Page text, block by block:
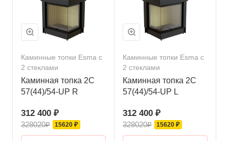
Каминные топки Esma с
2 стеклами
Каминная топка 2С
57(44)/54-UP R
312 400 ₽
328020₽ 15620 ₽
Каминные топки Esma с
2 стеклами
Каминная топка 2С
57(44)/54-UP L
312 400 ₽
328020₽ 15620 ₽